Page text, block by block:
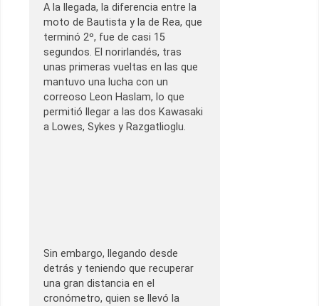
A la llegada, la diferencia entre la
moto de Bautista y la de Rea, que
terminó 2º, fue de casi 15
segundos. El norirlandés, tras
unas primeras vueltas en las que
mantuvo una lucha con un
correoso Leon Haslam, lo que
permitió llegar a las dos Kawasaki
a Lowes, Sykes y Razgatlioglu.
Sin embargo, llegando desde
detrás y teniendo que recuperar
una gran distancia en el
cronómetro, quien se llevó la